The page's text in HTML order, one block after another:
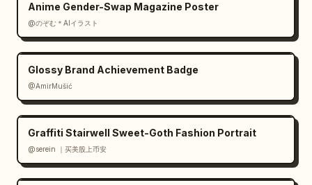
Anime Gender-Swap Magazine Poster
@のぞむ＊AIイラスト
Glossy Brand Achievement Badge
@AmirMušić
Graffiti Stairwell Sweet-Goth Fashion Portrait
@serein ｜买美股上币安